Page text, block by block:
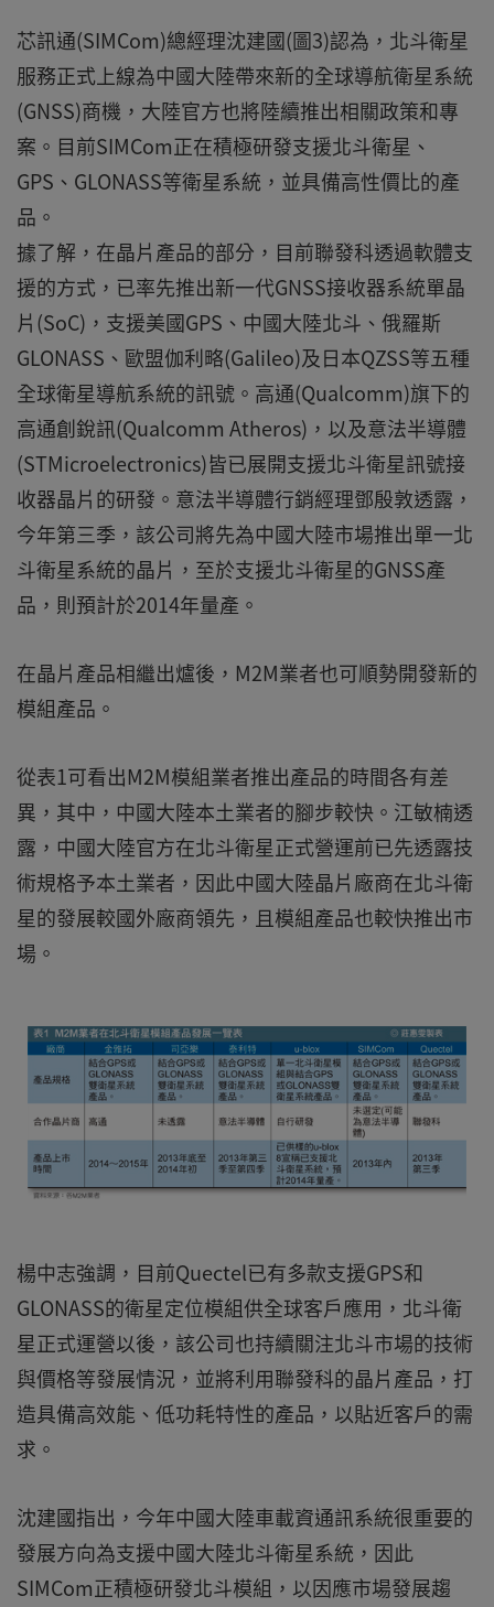
芯訊通(SIMCom)總經理沈建國(圖3)認為，北斗衛星
服務正式上線為中國大陸帶來新的全球導航衛星系統
(GNSS)商機，大陸官方也將陸續推出相關政策和專
案。目前SIMCom正在積極研發支援北斗衛星、
GPS、GLONASS等衛星系統，並具備高性價比的產
品。
據了解，在晶片產品的部分，目前聯發科透過軟體支
援的方式，已率先推出新一代GNSS接收器系統單晶
片(SoC)，支援美國GPS、中國大陸北斗、俄羅斯
GLONASS、歐盟伽利略(Galileo)及日本QZSS等五種
全球衛星導航系統的訊號。高通(Qualcomm)旗下的
高通創銳訊(Qualcomm Atheros)，以及意法半導體
(STMicroelectronics)皆已展開支援北斗衛星訊號接
收器晶片的研發。意法半導體行銷經理鄧殷敦透露，
今年第三季，該公司將先為中國大陸市場推出單一北
斗衛星系統的晶片，至於支援北斗衛星的GNSS產
品，則預計於2014年量產。
在晶片產品相繼出爐後，M2M業者也可順勢開發新的
模組產品。
從表1可看出M2M模組業者推出產品的時間各有差
異，其中，中國大陸本土業者的腳步較快。江敏楠透
露，中國大陸官方在北斗衛星正式營運前已先透露技
術規格予本土業者，因此中國大陸晶片廠商在北斗衛
星的發展較國外廠商領先，且模組產品也較快推出市
場。
楊中志強調，目前Quectel已有多款支援GPS和
GLONASS的衛星定位模組供全球客戶應用，北斗衛
星正式運營以後，該公司也持續關注北斗市場的技術
與價格等發展情況，並將利用聯發科的晶片產品，打
造具備高效能、低功耗特性的產品，以貼近客戶的需
求。
沈建國指出，今年中國大陸車載資通訊系統很重要的
發展方向為支援中國大陸北斗衛星系統，因此
SIMCom正積極研發北斗模組，以因應市場發展趨